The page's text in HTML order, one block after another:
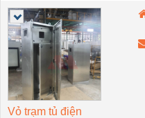
Vỏ trạm tủ điện